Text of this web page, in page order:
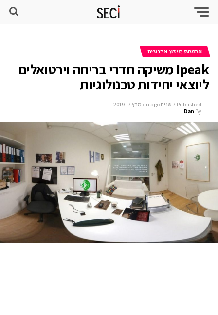
אבטחת מידע ארגונית
Ipeak משיקה חדרי בריחה וירטואלים
ליוצאי יחידות טכנולוגיות
Published 7 שנים ago on מרץ 7, 2019
By
Dan